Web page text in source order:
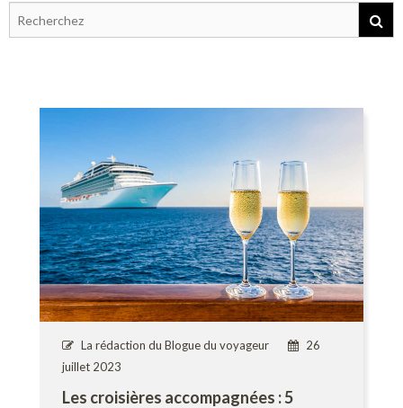
La rédaction du Blogue du voyageur
26
juillet 2023
Les croisières accompagnées : 5